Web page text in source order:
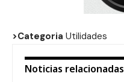
>Categoria Utilidades
Noticias relacionadas